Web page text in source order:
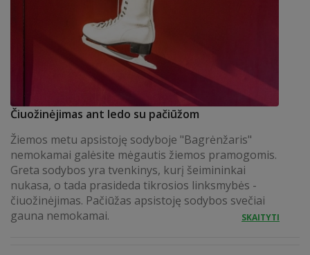
Čiuožinėjimas ant ledo su pačiūžom
Žiemos metu apsistoję sodyboje "Bagrėnžaris"
nemokamai galėsite mėgautis žiemos pramogomis.
Greta sodybos yra tvenkinys, kurį šeimininkai
nukasa, o tada prasideda tikrosios linksmybės -
čiuožinėjimas. Pačiūžas apsistoję sodybos svečiai
gauna nemokamai.
SKAITYTI